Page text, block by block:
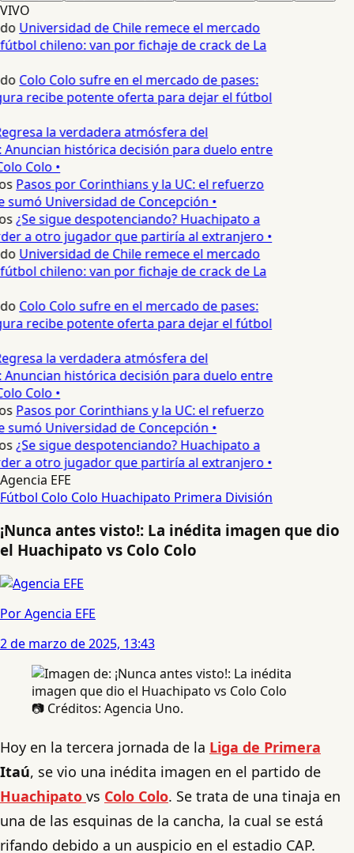
VIVO
Universidad de Chile remece el mercado
chileno: van por fichaje de crack de La
Colo Colo sufre en el mercado de pases:
recibe potente oferta para dejar el fútbol
la verdadera atmósfera del
histórica decisión para duelo entre
Colo •
Pasos por Corinthians y la UC: el refuerzo
Universidad de Concepción •
¿Se sigue despotenciando? Huachipato a
a otro jugador que partiría al extranjero •
Universidad de Chile remece el mercado
chileno: van por fichaje de crack de La
Colo Colo sufre en el mercado de pases:
recibe potente oferta para dejar el fútbol
la verdadera atmósfera del
histórica decisión para duelo entre
Colo •
Pasos por Corinthians y la UC: el refuerzo
Universidad de Concepción •
¿Se sigue despotenciando? Huachipato a
a otro jugador que partiría al extranjero •
Agencia EFE
Fútbol Colo Colo Huachipato Primera División
¡Nunca antes visto!: La inédita imagen que dio
el Huachipato vs Colo Colo
Por Agencia EFE
2 de marzo de 2025, 13:43
📷 Créditos: Agencia Uno.
Hoy en la tercera jornada de la Liga de Primera
Itaú, se vio una inédita imagen en el partido de
Huachipato vs Colo Colo. Se trata de una tinaja en
una de las esquinas de la cancha, la cual se está
rifando debido a un auspicio en el estadio CAP.